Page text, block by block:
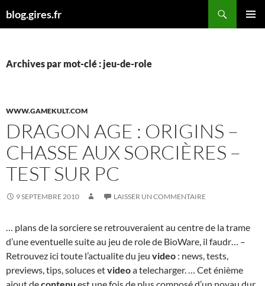
aublog.gires.fr
Archives par mot-clé : jeu-de-role
WWW.GAMEKULT.COM
DRAGON AGE : ORIGINS –
CHASSE AUX SORCIÈRES –
TEST SUR PC
9 SEPTEMBRE 2010 LAISSER UN COMMENTAIRE
… plans de la sorciere se retrouveraient au centre de la trame
d’une eventuelle suite au jeu de role de BioWare, il faudr… –
Retrouvez ici toute l’actualite du jeu video : news, tests,
previews, tips, soluces etvideoa telecharger. … Cet énième